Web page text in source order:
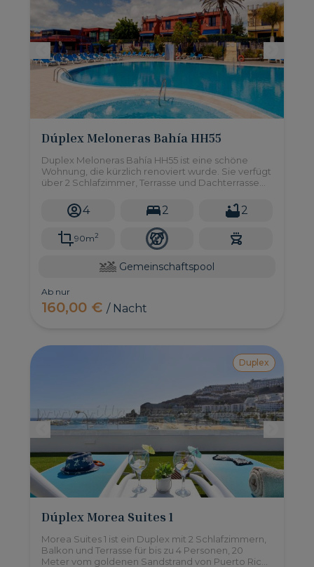
Dúplex Meloneras Bahía HH55
Duplex Meloneras Bahía HH55 ist eine schöne
Wohnung, die kürzlich renoviert wurde. Sie verfügt
über 2 Schlafzimmer, Terrasse und Dachterrasse
Gemeinschaftspool.
4 2 2
90m2
Gemeinschaftspool
Ab nur
160,00 €/ Nacht
Duplex
Dúplex Morea Suites 1
Morea Suites 1 ist ein Duplex mit 2 Schlafzimmern,
Balkon und Terrasse für bis zu 4 Personen, 20
Meter vom goldenen Sandstrand von Puerto Rico